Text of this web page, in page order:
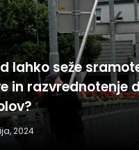
lahko seže
in razvrednotenje
2024